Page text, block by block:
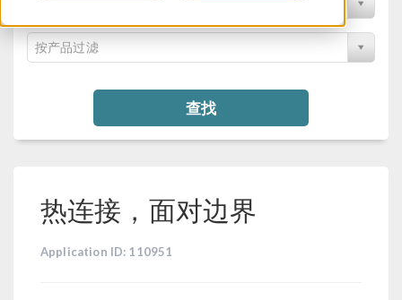
按学科过滤
按产品过滤
查找
热连接，面对边界
Application ID: 110951